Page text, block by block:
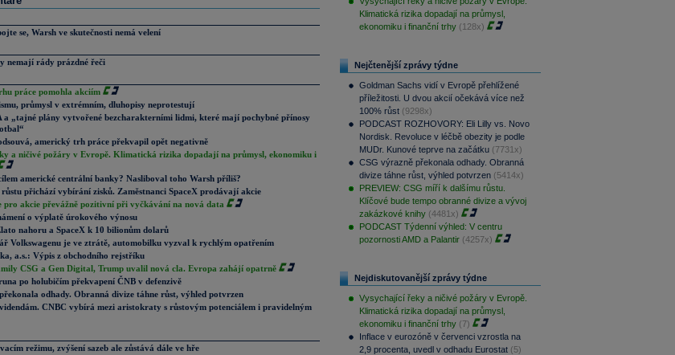
se, Warsh ve skutečnosti nemá velení
nemají rády prázdné řeči
práce pomohla akciím
průmysl v extrémním, dluhopisy neprotestují
a „tajné plány vytvořené bezcharakterními lidmi, které mají pochybné přínosy
americký trh práce překvapil opět negativně
a ničivé požáry v Evropě. Klimatická rizika dopadají na průmysl, ekonomiku i
americké centrální banky? Nasliboval toho Warsh příliš?
přichází vybírání zisků. Zaměstnanci SpaceX prodávají akcie
pro akcie převážně pozitivní při vyčkávání na nová data
o výplatě úrokového výnosu
nahoru a SpaceX k 10 bilionům dolarů
Volkswagenu je ve ztrátě, automobilku vyzval k rychlým opatřením
a.s.: Výpis z obchodního rejstříku
CSG a Gen Digital, Trump uvalil nová cla. Evropa zahájí opatrně
po holubičím překvapení ČNB v defenzivě
odhady. Obranná divize táhne růst, výhled potvrzen
CNBC vybírá mezi aristokraty s růstovým potenciálem i pravidelným
režimu, zvýšení sazeb ale zůstává dále ve hře
Klimatická rizika dopadají na průmysl,
ekonomiku i finanční trhy (128x)
Nejčtenější zprávy týdne
Goldman Sachs vidí v Evropě přehlížené
příležitosti. U dvou akcií očekává více než
100% růst (9298x)
PODCAST ROZHOVORY: Eli Lilly vs. Novo
Nordisk. Revoluce v léčbě obezity je podle
MUDr. Kunové teprve na začátku (7731x)
CSG výrazně překonala odhady. Obranná
divize táhne růst, výhled potvrzen (5414x)
PREVIEW: CSG míří k dalšímu růstu.
Klíčové bude tempo obranné divize a vývoj
zakázkové knihy (4481x)
PODCAST Týdenní výhled: V centru
pozornosti AMD a Palantir (4257x)
Nejdiskutovanější zprávy týdne
Vysychající řeky a ničivé požáry v Evropě.
Klimatická rizika dopadají na průmysl,
ekonomiku i finanční trhy (7)
Inflace v eurozóně v červenci vzrostla na
2,9 procenta, uvedl v odhadu Eurostat (5)